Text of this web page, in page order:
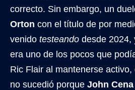
correcto. Sin embargo, un
Orton con el título de por
venido testeando desde 2024,
era uno de los pocos que
Ric Flair al mantenerse
no sucedió porque John Cena